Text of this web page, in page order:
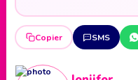
Copier SMS